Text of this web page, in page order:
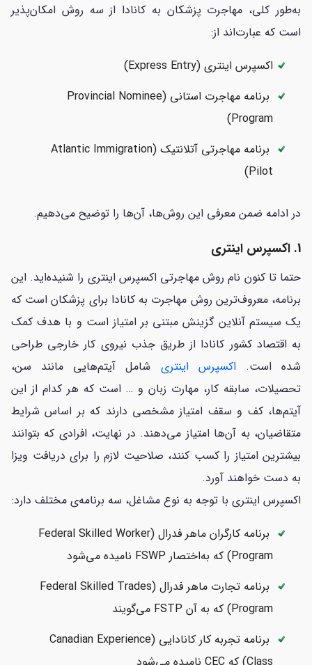
به‌طور کلی، مهاجرت پزشکان به کانادا از سه روش امکان‌پذیر
است که عبارت‌اند از:
اکسپرس اینتری (Express Entry)
برنامه مهاجرت استانی (Provincial Nominee
Program)
برنامه مهاجرتی آتلانتیک (Atlantic Immigration
Pilot)
در ادامه ضمن معرفی این روش‌ها، آن‌ها را توضیح می‌دهیم.
1. اکسپرس اینتری
حتما تا کنون نام روش مهاجرتی اکسپرس اینتری را شنیده‌اید. این
برنامه، معروف‌ترین روش مهاجرت به کانادا برای پزشکان است که
یک سیستم آنلاین گزینش مبتنی بر امتیاز است و با هدف کمک
به اقتصاد کشور کانادا از طریق جذب نیروی کار خارجی طراحی
شده است.اکسپرس اینتری شامل آیتم‌هایی مانند سن،
تحصیلات، سابقه کار، مهارت زبان و … است که هر کدام از این
آیتم‌ها، کف و سقف امتیاز مشخصی دارند که بر اساس شرایط
متقاضیان، به آن‌ها امتیاز می‌دهند. در نهایت، افرادی که بتوانند
بیشترین امتیاز را کسب کنند، صلاحیت لازم را برای دریافت ویزا
به دست خواهند آورد.
اکسپرس اینتری با توجه به نوع مشاغل، سه برنامه‌ی مختلف دارد:
برنامه کارگران ماهر فدرال (Federal Skilled Worker
Program) که به‌اختصار FSWP نامیده می‌شود
برنامه تجارت ماهر فدرال (Federal Skilled Trades
Program) که به آن FSTP می‌گویند
برنامه تجربه کار کانادایی (Canadian Experience